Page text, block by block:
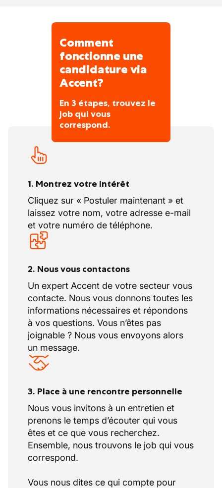
Comment
fonctionne une
candidature via
Accent?
En 3 étapes, trouvez le
job qui vous
correspond.
1. Montrez votre intérêt
Cliquez sur « Postuler maintenant » et
laissez votre nom, votre adresse e-mail
et votre numéro de téléphone.
2. Nous vous contactons
Un expert Accent de votre secteur vous
contacte. Nous vous donnons toutes les
informations nécessaires et répondons
à vos questions. Vous n’êtes pas
joignable ? Nous vous envoyons alors
un message.
3. Place à une rencontre personnelle
Nous vous invitons à un entretien et
prenons le temps d’écouter qui vous
êtes et ce que vous recherchez.
Ensemble, nous trouvons le job qui vous
correspond.
Vous nous dites ce qui compte pour